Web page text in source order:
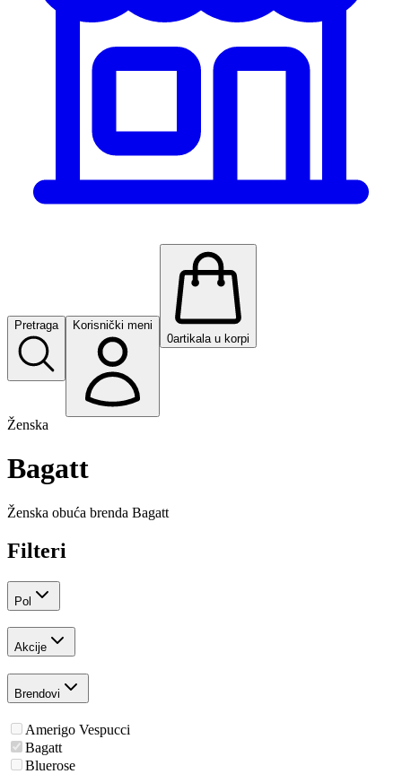
Pretraga
Korisnički meni
0artikala u korpi
Ženska
Bagatt
Ženska obuća brenda Bagatt
Filteri
Pol
Akcije
Brendovi
Amerigo Vespucci
Bagatt
Bluerose